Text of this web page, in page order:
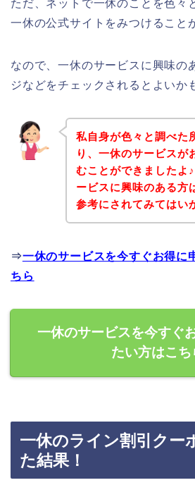
ただ、ネットで一休のことを色々
一休の公式サイトをみつけること
なので、一休のサービスに興味の
ジなどをチェックされるとよいか
私自身が色々と調べた
り、一休のサービスが
むことができましたよ
ービスに興味のある方
参考にされてみてはい
⇒一休のサービスを今すぐお得に
ちら
一休のサービスを今すぐ
たい方はこち
一休のライン割引クー
た結果！